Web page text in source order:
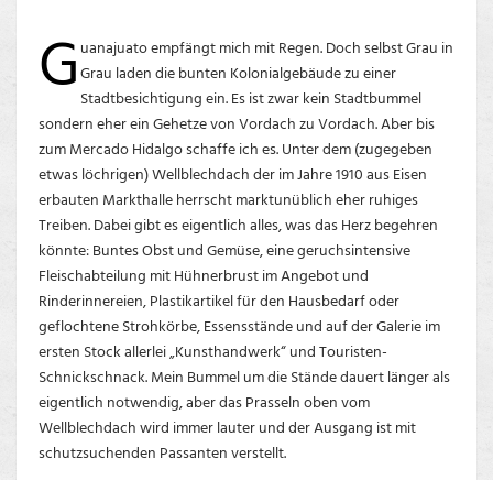
G uanajuato empfängt mich mit Regen. Doch selbst Grau in
Grau laden die bunten Kolonialgebäude zu einer
Stadtbesichtigung ein. Es ist zwar kein Stadtbummel
sondern eher ein Gehetze von Vordach zu Vordach. Aber bis
zum Mercado Hidalgo schaffe ich es. Unter dem (zugegeben
etwas löchrigen) Wellblechdach der im Jahre 1910 aus Eisen
erbauten Markthalle herrscht marktunüblich eher ruhiges
Treiben. Dabei gibt es eigentlich alles, was das Herz begehren
könnte: Buntes Obst und Gemüse, eine geruchsintensive
Fleischabteilung mit Hühnerbrust im Angebot und
Rinderinnereien, Plastikartikel für den Hausbedarf oder
geflochtene Strohkörbe, Essensstände und auf der Galerie im
ersten Stock allerlei „Kunsthandwerk“ und Touristen-
Schnickschnack. Mein Bummel um die Stände dauert länger als
eigentlich notwendig, aber das Prasseln oben vom
Wellblechdach wird immer lauter und der Ausgang ist mit
schutzsuchenden Passanten verstellt.